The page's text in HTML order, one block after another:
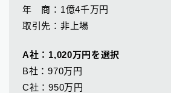
年 商：1億4千万円
取引先：非上場
A社：1,020万円を選択
B社：970万円
C社：950万円